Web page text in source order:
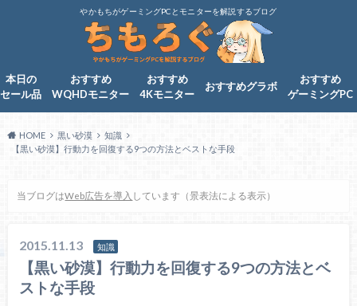
やかもちがゲーミングPCとモニターを解説するブログ
本日の
セール品
おすすめ
WQHDモニター
おすすめ
4Kモニター
おすすめグラボ
おすすめ
ゲーミングPC
HOME 黒い砂漠
知識
【黒い砂漠】行動力を回復する9つの方法とベストな手段
当ブログはWeb広告を導入 しています（景表法による表示）
2015.11.13 知識
【黒い砂漠】行動力を回復する9つの方法とベ
ストな手段